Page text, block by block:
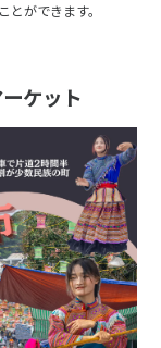
ができます。
ケット